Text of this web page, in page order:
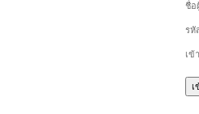
ชื่อ
รหั
เข้